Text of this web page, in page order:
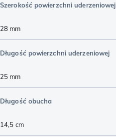
Szerokość powierzchni uderzeniowej
28 mm
Długość powierzchni uderzeniowej
25 mm
Długość obucha
14,5 cm